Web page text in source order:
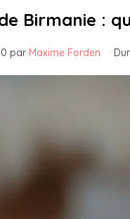
Birmanie :
par Maxime Forden ·